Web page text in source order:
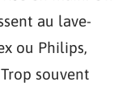
au lave-
ou Philips,
souvent